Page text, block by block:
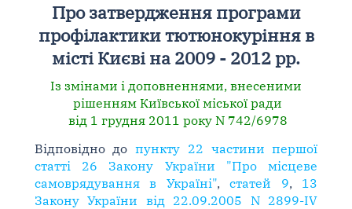
Про затвердження програми
профілактики тютюнокуріння в
місті Києві на 2009 - 2012 рр.
Із змінами і доповненнями, внесеними
рішенням Київської міської ради
від 1 грудня 2011 року N 742/6978
Відповідно допункту 22 частини першої
статті 26 Закону України "Про місцеве
самоврядування в Україні",статей 9, 13
Закону України від 22.09.2005 N 2899-IV